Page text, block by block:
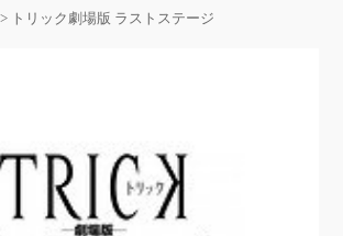
トリック劇場版 ラストステージ